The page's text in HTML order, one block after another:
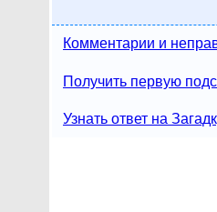
Комментарии и
Получить первую
Узнать ответ на